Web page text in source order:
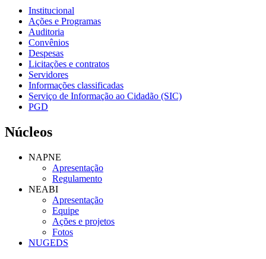
Institucional
Ações e Programas
Auditoria
Convênios
Despesas
Licitações e contratos
Servidores
Informações classificadas
Serviço de Informação ao Cidadão (SIC)
PGD
Núcleos
NAPNE
Apresentação
Regulamento
NEABI
Apresentação
Equipe
Ações e projetos
Fotos
NUGEDS